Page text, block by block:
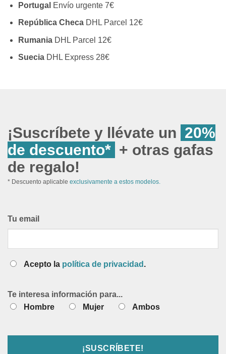
Portugal Envío urgente 7€
República ChecaDHL Parcel 12€
RumaniaDHL Parcel 12€
SueciaDHL Express 28€
¡Suscríbete y llévate un 20%
de descuento* + otras gafas
de regalo!
* Descuento aplicable exclusivamente a estos modelos.
Tu email
Acepto la política de privacidad .
Te interesa información para...
Hombre
Mujer Ambos